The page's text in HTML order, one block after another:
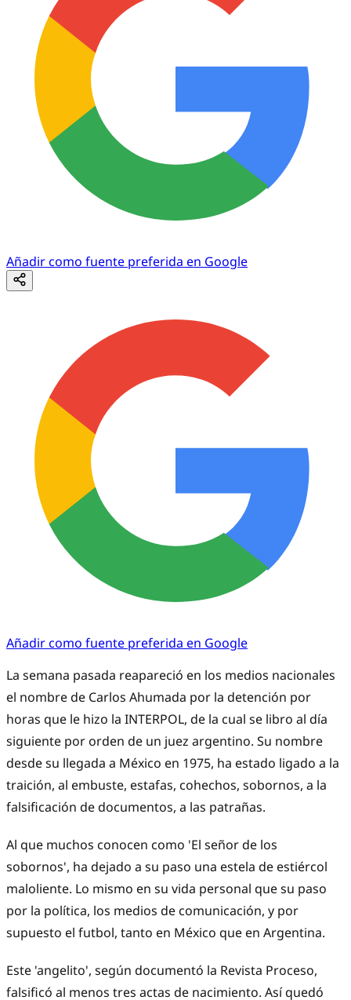
Añadir como fuente preferida en Google
Añadir como fuente preferida en Google
La semana pasada reapareció en los medios nacionales
el nombre de Carlos Ahumada por la detención por
horas que le hizo la INTERPOL, de la cual se libro al día
siguiente por orden de un juez argentino. Su nombre
desde su llegada a México en 1975, ha estado ligado a la
traición, al embuste, estafas, cohechos, sobornos, a la
falsificación de documentos, a las patrañas.
Al que muchos conocen como 'El señor de los
sobornos', ha dejado a su paso una estela de estiércol
maloliente. Lo mismo en su vida personal que su paso
por la política, los medios de comunicación, y por
supuesto el futbol, tanto en México que en Argentina.
Este 'angelito', según documentó la Revista Proceso,
falsificó al menos tres actas de nacimiento. Así quedó